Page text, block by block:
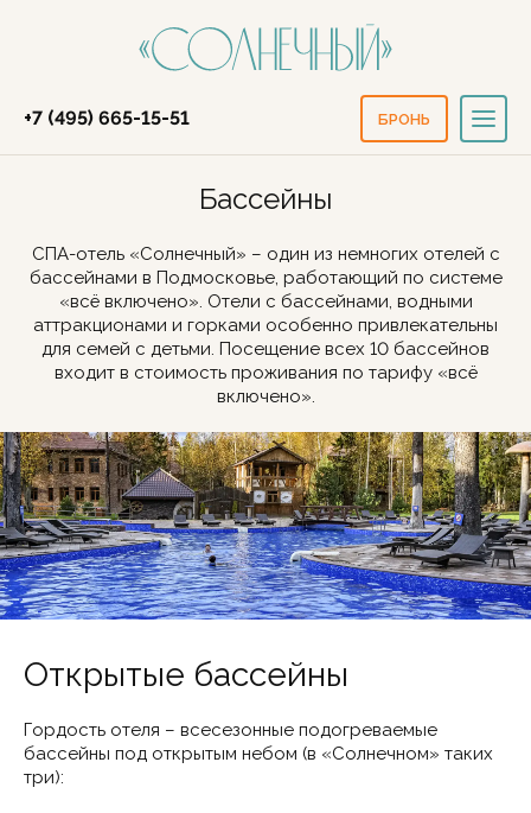
БРОНЬ
+7 (495) 665-15-51
Бассейны
СПА-отель «Солнечный» – один из немногих отелей с
бассейнами в Подмосковье, работающий по системе
«всё включено». Отели с бассейнами, водными
аттракционами и горками особенно привлекательны
для семей с детьми. Посещение всех 10 бассейнов
входит в стоимость проживания по тарифу «всё
включено».
Открытые бассейны
Гордость отеля – всесезонные подогреваемые
бассейны под открытым небом (в «Солнечном» таких
три):